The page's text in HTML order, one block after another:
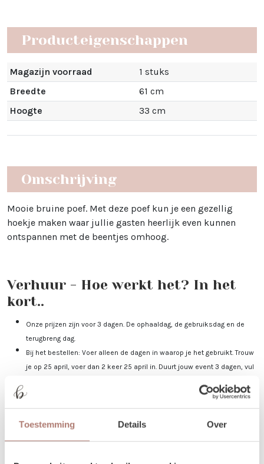
Toestemming Details Over
Producteigenschappen
Magazijn voorraad
1 stuks
Breedte
61 cm
Hoogte
33 cm
Omschrijving
Mooie bruine poef. Met deze poef kun je een gezellig
hoekje maken waar jullie gasten heerlijk even kunnen
ontspannen met de beentjes omhoog.
Verhuur - Hoe werkt het? In het
kort..
Onze prijzen zijn voor 3 dagen. De ophaaldag, de gebruiksdag en de
terugbreng dag.
Bij het bestellen: Voer alleen de dagen in waarop je het gebruikt. Trouw
je op 25 april, voer dan 2 keer 25 april in. Duurt jouw event 3 dagen, vul
Je kunt de items laten bezorgen of zelf in Utrecht komen ophalen.
De dag voor je event kun je de items ophalen of laten bezorgen. De dag
na je event mag het weer terugbrengen, of halen wij het voor je op! Valt